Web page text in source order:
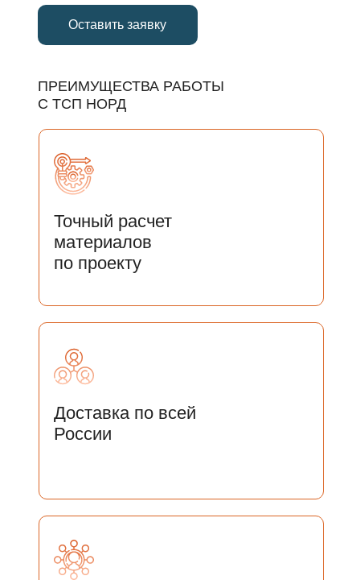
ПРЕИМУЩЕСТВА РАБОТЫ
С ТСП НОРД
Точный расчет
материалов
по проекту
Доставка по всей
России
Оставить заявку
ОСТАЛИСЬ ВОПРОСЫ?
ОСТАВЬТЕ СВОИ ДАННЫЕ И
МЫ СВЯЖЕМСЯ С ВАМИ